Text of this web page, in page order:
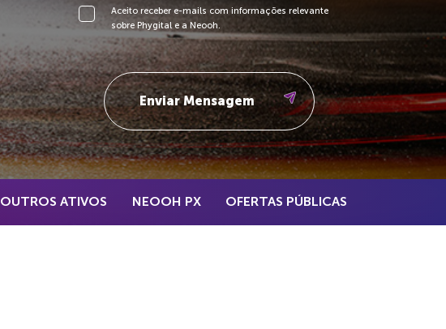
Aceito receber e-mails com informações relevante
sobre Phygital e a Neooh.
OUTROS ATIVOS NEOOH PX OFERTAS PÚBLICAS